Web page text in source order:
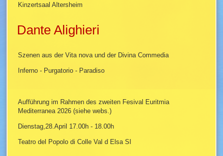
Kinzertsaal Altersheim
Dante Alighieri
Szenen aus der Vita nova und der Divina Commedia
Inferno - Purgatorio - Paradiso
Aufführung im Rahmen des zweiten Fesival Euritmia
Mediterranea 2026 (siehe webs.)
Dienstag,28.April 17.00h - 18.00h
Teatro del Popolo di Colle Val d Elsa SI